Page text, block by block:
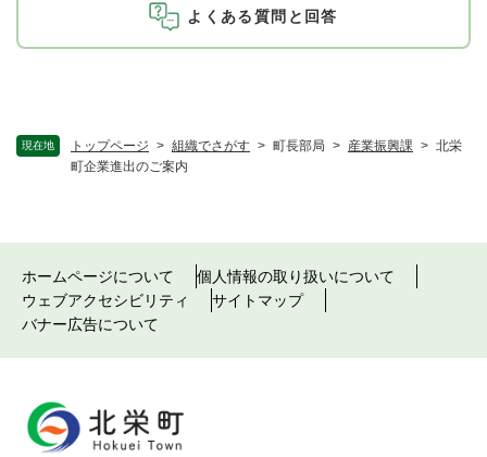
現在地 トップページ > 組織でさがす > 町長部局 > 産業振興課 > 北栄
町企業進出のご案内
よくある質問と回答
ホームページについて
個人情報の取り扱いについて
ウェブアクセシビリティ
サイトマップ
バナー広告について